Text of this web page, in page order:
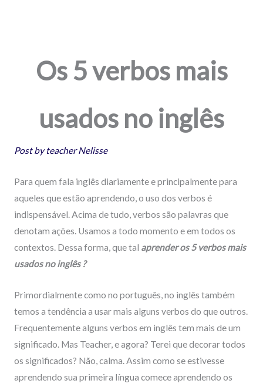
Os 5 verbos mais
usados no inglês
Post by teacher Nelisse
Para quem fala inglês diariamente e principalmente para
aqueles que estão aprendendo, o uso dos verbos é
indispensável. Acima de tudo, verbos são palavras que
denotam ações. Usamos a todo momento e em todos os
contextos. Dessa forma, que tal aprender os 5 verbos mais
usados no inglês ?
Primordialmente como no português, no inglês também
temos a tendência a usar mais alguns verbos do que outros.
Frequentemente alguns verbos em inglês tem mais de um
significado. Mas Teacher, e agora? Terei que decorar todos
os significados? Não, calma. Assim como se estivesse
aprendendo sua primeira língua comece aprendendo os